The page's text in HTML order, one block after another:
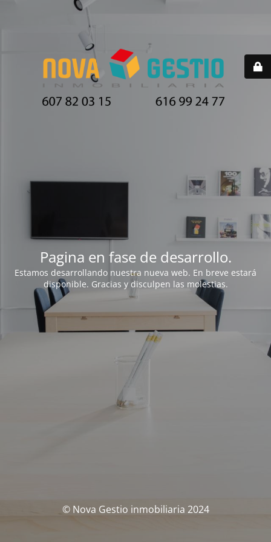
Pagina en fase de desarrollo.
Estamos desarrollando nuestra nueva web. En breve estará
disponible. Gracias y disculpen las molestias.
© Nova Gestio inmobiliaria 2024